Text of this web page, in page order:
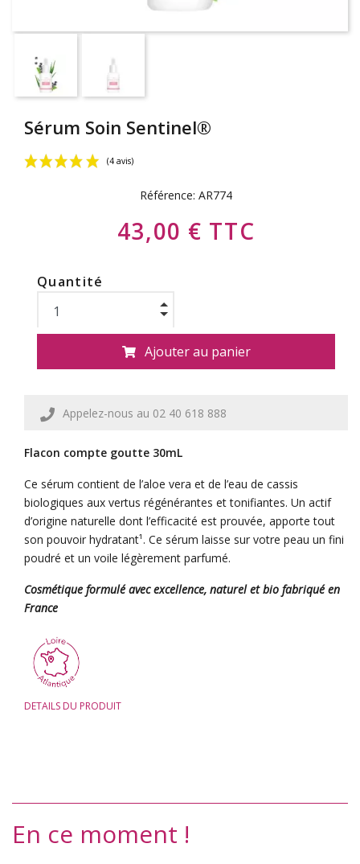
Sérum Soin Sentinel®
Référence: AR774
43,00 € TTC
Quantité
Ajouter au panier
Appelez-nous au 02 40 618 888
Flacon compte goutte 30mL
Ce sérum contient de l’aloe vera et de l’eau de cassis
biologiques aux vertus régénérantes et tonifiantes. Un actif
d’origine naturelle dont l’efficacité est prouvée, apporte tout
son pouvoir hydratant¹. Ce sérum laisse sur votre peau un fini
poudré et un voile légèrement parfumé.
Cosmétique formulé avec excellence, naturel et bio fabriqué en
France
DETAILS DU PRODUIT
En ce moment !